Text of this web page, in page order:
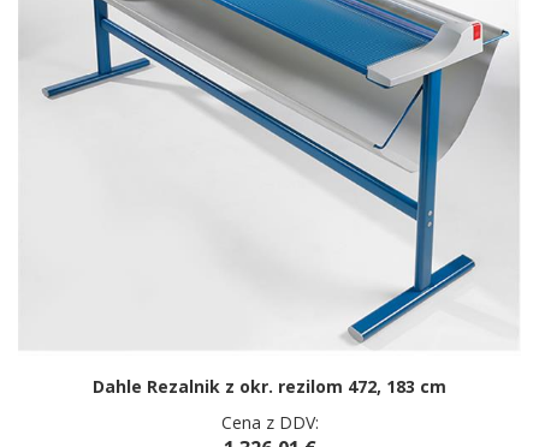
Dahle Rezalnik z okr. rezilom 472, 183 cm
Cena z DDV: